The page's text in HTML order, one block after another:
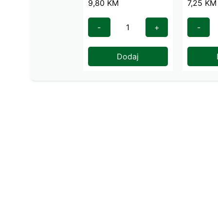
9,80 KM
- +
Dodaj
100 g
7,25 KM
-